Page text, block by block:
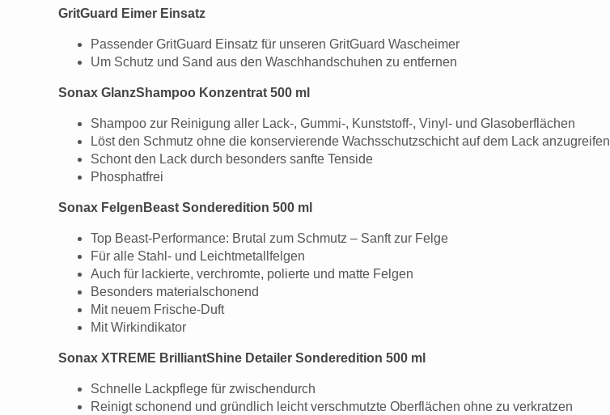
GritGuard Eimer Einsatz
Passender GritGuard Einsatz für unseren GritGuard Wascheimer
Um Schutz und Sand aus den Waschhandschuhen zu entfernen
Sonax GlanzShampoo Konzentrat 500 ml
Shampoo zur Reinigung aller Lack-, Gummi-, Kunststoff-, Vinyl- und Glasoberflächen
Löst den Schmutz ohne die konservierende Wachsschutzschicht auf dem Lack anzugreifen
Schont den Lack durch besonders sanfte Tenside
Phosphatfrei
Sonax FelgenBeast Sonderedition 500 ml
Top Beast-Performance: Brutal zum Schmutz – Sanft zur Felge
Für alle Stahl- und Leichtmetallfelgen
Auch für lackierte, verchromte, polierte und matte Felgen
Besonders materialschonend
Mit neuem Frische-Duft
Mit Wirkindikator
Sonax XTREME BrilliantShine Detailer Sonderedition 500 ml
Schnelle Lackpflege für zwischendurch
Reinigt schonend und gründlich leicht verschmutzte Oberflächen ohne zu verkratzen